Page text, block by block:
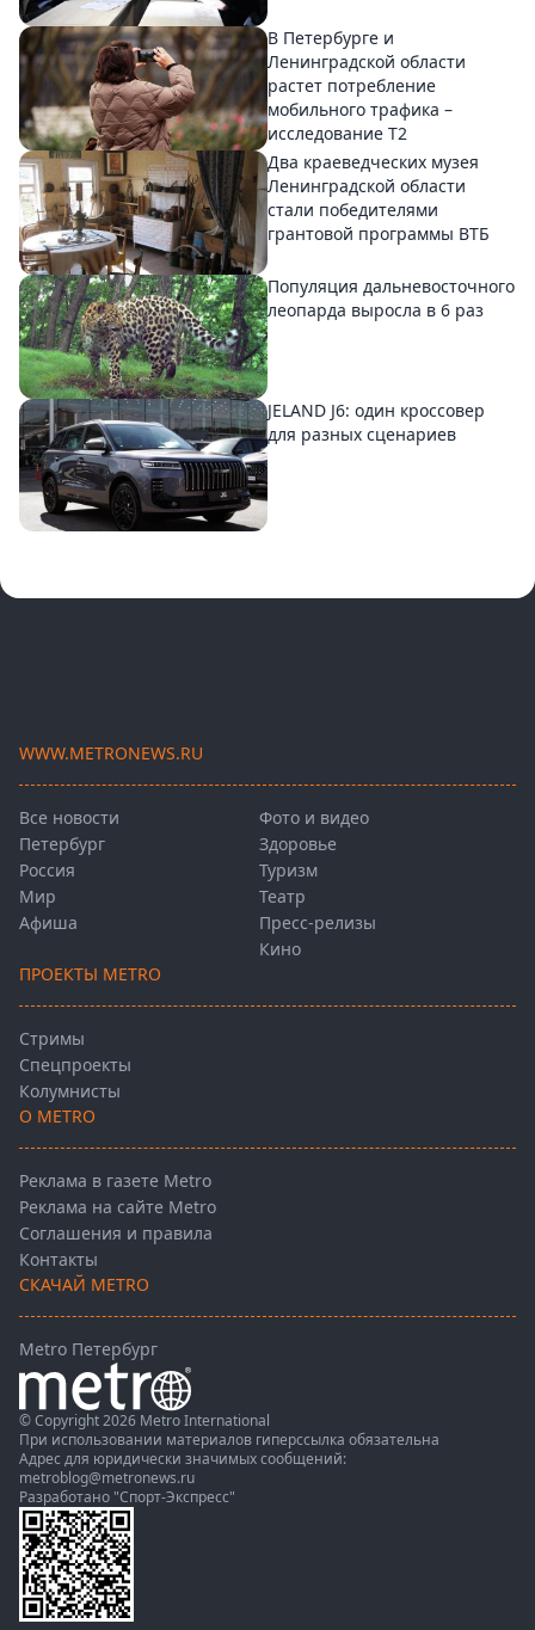
В Петербурге и
Ленинградской области
растет потребление
мобильного трафика –
исследование T2
Два краеведческих музея
Ленинградской области
стали победителями
грантовой программы ВТБ
Популяция дальневосточного
леопарда выросла в 6 раз
JELAND J6: один кроссовер
для разных сценариев
WWW.METRONEWS.RU
Все новости
Петербург
Россия
Мир
Афиша
Фото и видео
Здоровье
Туризм
Театр
Пресс-релизы
Кино
ПРОЕКТЫ METRO
Стримы
Спецпроекты
Колумнисты
О METRO
Реклама в газете Metro
Реклама на сайте Metro
Соглашения и правила
Контакты
СКАЧАЙ METRO
Metro Петербург
© Copyright 2026 Metro International
При использовании материалов гиперссылка обязательна
Адрес для юридически значимых сообщений:
metroblog@metronews.ru
Разработано "Спорт-Экспресс"